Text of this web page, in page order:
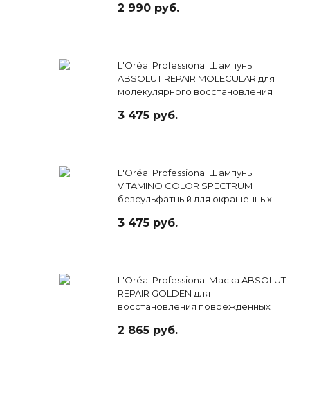
2 990 руб.
L'Oréal Professional Шампунь
ABSOLUT REPAIR MOLECULAR для
молекулярного восстановления
3 475 руб.
L'Oréal Professional Шампунь
VITAMINO COLOR SPECTRUM
безсульфатный для окрашенных
3 475 руб.
L'Oréal Professional Маска ABSOLUT
REPAIR GOLDEN для
восстановления поврежденных
2 865 руб.